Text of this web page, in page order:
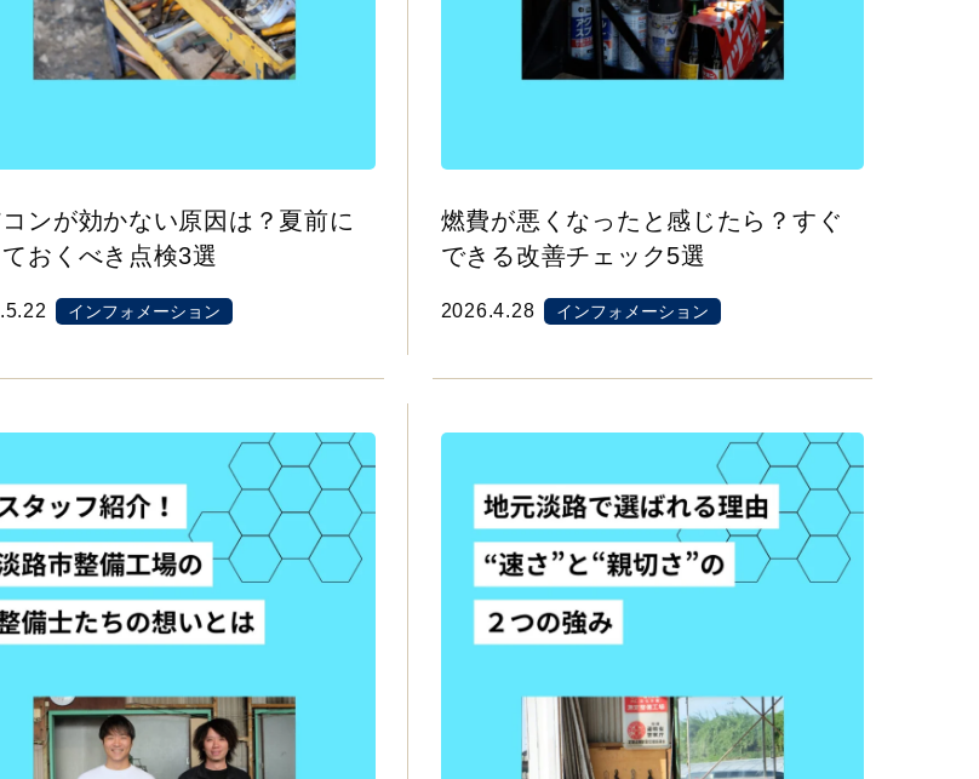
ンが効かない原因は？夏前に
おくべき点検3選
インフォメーション
燃費が悪くなったと感じたら？すぐ
できる改善チェック5選
2026.4.28 インフォメーション